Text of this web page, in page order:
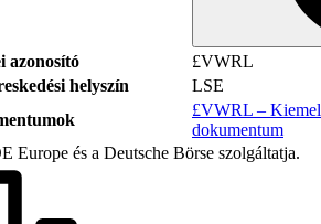
azonosító
£VWRL
helyszín
LSE
£VWRL –
dokumentum
Europe és a Deutsche Börse szolgáltatja.